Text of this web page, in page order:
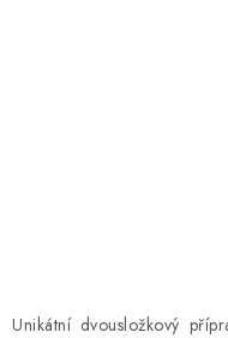
Unikátní dvousložkový